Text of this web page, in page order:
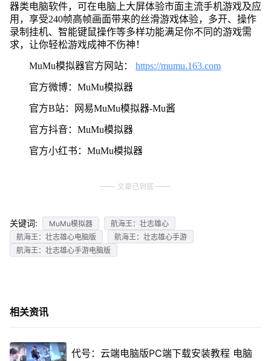
器类电脑软件，可在电脑上大屏体验市面主流手机游戏及应
用，享受240帧高帧画面带来的丝滑游戏体验，多开、操作
录制挂机、智能键鼠操作等多样功能满足你不同的游戏需
求，让你轻松游戏成神不伤神！
MuMu模拟器官方网站： https://mumu.163.com
官方微博：MuMu模拟器
官方B站：网易MuMu模拟器-Mu酱
官方抖音：MuMu模拟器
官方小红书：MuMu模拟器
文章已到底
关键词: MuMu模拟器
航海王：壮志雄心
航海王：壮志雄心电脑版
航海王：壮志雄心手游
航海王：壮志雄心手游电脑版
相关资讯
代号：云端电脑版PC端下载安装教程 电脑